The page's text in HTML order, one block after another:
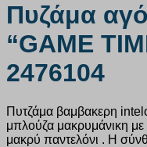
Πυζάμα
“GAME
2476104
Πυτζάμα βαμβακερη
μπλούζα μακρυμάνικη
μακρύ παντελόνι . Η